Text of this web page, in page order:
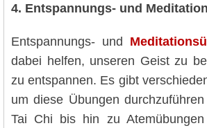
4. Entspannungs- und
Entspannungs- und
dabei helfen, unseren Geist zu
zu entspannen. Es gibt
um diese Übungen
Tai Chi bis hin zu